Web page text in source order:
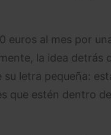
euros al mes por
la idea detrás
letra pequeña:
que estén dentro